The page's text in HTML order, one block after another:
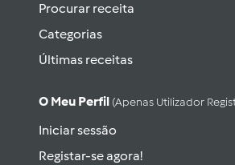
Procurar receita
Categorias
Últimas receitas
O Meu Perfil (apenas Utilizador
Iniciar sessão
Registar-se agora!